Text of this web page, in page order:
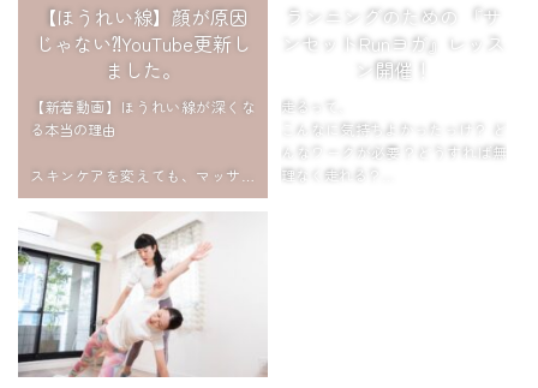
【ほうれい線】顔が原因
じゃない⁈YouTube更新し
ました。
【新着動画】ほうれい線が深くな
る本当の理由
スキンケアを変えても、マッサー
ジをしても変わらない。
その理由は、顔ではなく姿勢にあ
りました。
デスクでできる骨格ケアもご紹介
しています。 htt...
ランニングのための 『サ
ンセットRunヨガ』レッス
ン開催！
走るって、
こんなに気持ちよかったっけ？ ど
んなワークが必要？どうすれば無
理なく走れる？